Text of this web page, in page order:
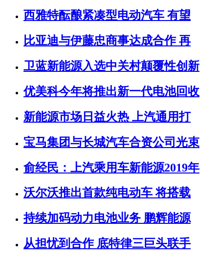
西雅特酝酿紧凑型电动汽车 有望
比亚迪与伊藤忠商事达成合作 再
卫蓝新能源入选中关村颠覆性创新
优美科今年将推出新一代电池回收
新能源市场日益火热 上汽通用打
宝马集团与长城汽车合资公司光束
俞经民：上汽乘用车新能源2019年
沃尔沃推出首款纯电动车 将搭载
持续加码动力电池业务 鹏辉能源
从担忧到合作 底特律三巨头联手